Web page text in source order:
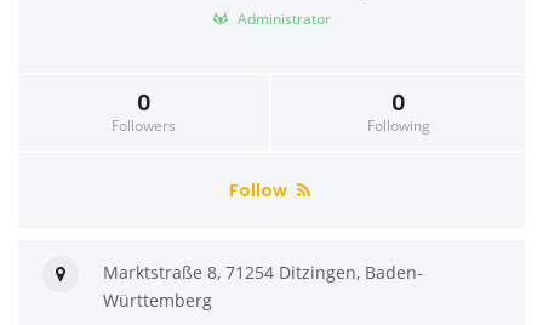
Administrator
0
Followers
0
Following
Follow
Marktstraße 8, 71254 Ditzingen, Baden-
Württemberg